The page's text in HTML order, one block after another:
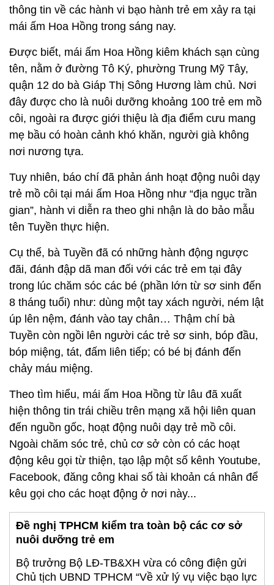
thông tin về các hành vi bạo hành trẻ em xảy ra tại
mái ấm Hoa Hồng trong sáng nay.
Được biết, mái ấm Hoa Hồng kiêm khách sạn cùng
tên, nằm ở đường Tô Ký, phường Trung Mỹ Tây,
quận 12 do bà Giáp Thị Sông Hương làm chủ. Nơi
đây được cho là nuôi dưỡng khoảng 100 trẻ em mồ
côi, ngoài ra được giới thiệu là địa điểm cưu mang
mẹ bầu có hoàn cảnh khó khăn, người già không
nơi nương tựa.
Tuy nhiên, báo chí đã phản ánh hoạt động nuôi dạy
trẻ mồ côi tại mái ấm Hoa Hồng như “địa ngục trần
gian”, hành vi diễn ra theo ghi nhận là do bảo mẫu
tên Tuyền thực hiện.
Cụ thể, bà Tuyền đã có những hành động ngược
đãi, đánh đập dã man đối với các trẻ em tại đây
trong lúc chăm sóc các bé (phần lớn từ sơ sinh đến
8 tháng tuổi) như: dùng một tay xách người, ném lật
úp lên nệm, đánh vào tay chân… Thậm chí bà
Tuyền còn ngồi lên người các trẻ sơ sinh, bóp đầu,
bóp miệng, tát, đấm liên tiếp; có bé bị đánh đến
chảy máu miệng.
Theo tìm hiểu, mái ấm Hoa Hồng từ lâu đã xuất
hiện thông tin trái chiều trên mạng xã hội liên quan
đến nguồn gốc, hoạt động nuôi dạy trẻ mồ côi.
Ngoài chăm sóc trẻ, chủ cơ sở còn có các hoạt
động kêu gọi từ thiện, tạo lập một số kênh Youtube,
Facebook, đăng công khai số tài khoản cá nhân để
kêu gọi cho các hoạt động ở nơi này...
Đề nghị TPHCM kiểm tra toàn bộ các cơ sở
nuôi dưỡng trẻ em
Bộ trưởng Bộ LĐ-TB&XH vừa có công điện gửi
Chủ tịch UBND TPHCM “Về xử lý vụ việc bạo lực